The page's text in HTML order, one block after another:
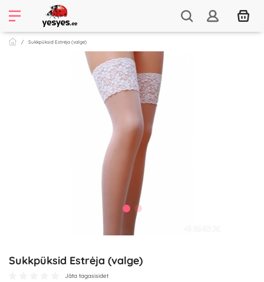
Sukkpüksid Estrėja (valge)
Sukkpüksid Estrėja (valge)
Jäta tagasisidet